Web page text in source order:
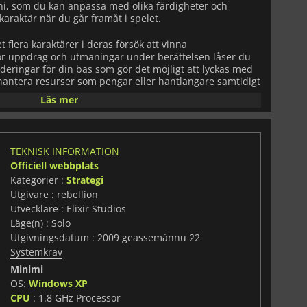
som du kan anpassa med olika färdigheter och
när du går framåt i spelet.
flera karaktärer i deras försök att vinna
uppdrag och utmaningar under berättelsen låser du
för din bas som gör det möjligt att lyckas med
resurser som pengar eller hantlangare samtidigt
mot andra makthavare i världen. Spelarna har
hemliga ö där alla operationer sköts,
in underhuggare i fiendens anläggningar och
agenterna reser runt i världen för att fullfölja
eller tävling mot lag från hela världen som tävlar om
i stället för enbart enskilda länder. Detta
spelet som uppmuntrar ambitiösa strategier mellan
allierade när de tar sig an svåra konkurrenter
för potentialen att bli en
en unik upplevelse för spelarna med sitt
strategiska aspekter. Med anpassningsbara
och flerspelaralternativ online ger det möjlighet till
skapar din egen väg till global dominans. Spelet har
sig själva i den ultimata kampen mellan gott och
Läs mer
TEKNISK INFORMATION
Officiell webbplats
Kategorier : Strategi
Utgivare : rebellion
Utvecklare : Elixir Studios
Läge(n) : Solo
Utgivningsdatum : 2009 geassemánnu 22
Systemkrav
Minimi
OS: Windows XP
CPU : 1.8 GHz Processor